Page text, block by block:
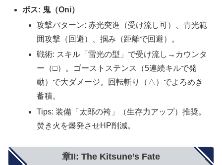
ボス: 鬼（Oni）
攻撃パターン: 赤光突進（受け流し可）、青光範
囲攻撃（回避）、掴み（距離で回避）。
戦術: スキル「雷光の型」で受け流し→カウンタ
ー（□）。ゴーストステンス（5連続キルで発
動）で大ダメージ。回転斬り（△）でよろめき
蓄積。
Tips: 装備「太郎の袴」（生存力アップ）推奨。
焚き火を爆発させHP削減。
章II: The Kitsune’s Fate